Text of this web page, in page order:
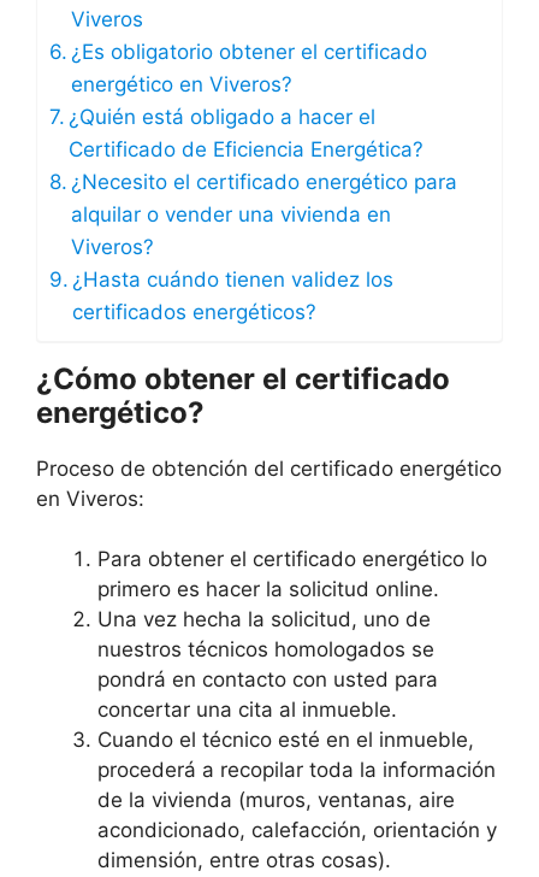
Viveros
¿Es obligatorio obtener el certificado
energético en Viveros?
¿Quién está obligado a hacer el
Certificado de Eficiencia Energética?
¿Necesito el certificado energético para
alquilar o vender una vivienda en
Viveros?
¿Hasta cuándo tienen validez los
certificados energéticos?
¿Cómo obtener el certificado
energético?
Proceso de obtención del certificado energético
en Viveros:
Para obtener el certificado energético lo
primero es hacer la solicitud online.
Una vez hecha la solicitud, uno de
nuestros técnicos homologados se
pondrá en contacto con usted para
concertar una cita al inmueble.
Cuando el técnico esté en el inmueble,
procederá a recopilar toda la información
de la vivienda (muros, ventanas, aire
acondicionado, calefacción, orientación y
dimensión, entre otras cosas).